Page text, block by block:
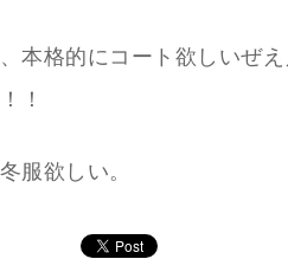
本格的にコート欲しいぜ
！
服欲しい。